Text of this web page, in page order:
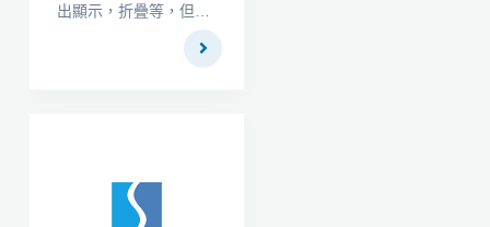
出顯示，折疊等，但也